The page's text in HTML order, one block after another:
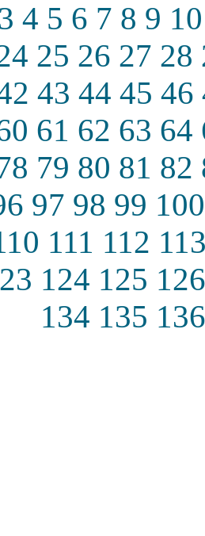
3 4 5 6 7 8 9 10
25 26 27 28
43 44 45 46
61 62 63 64
79 80 81 82
97 98 99 100
111 112
124 125 126
134 135 136